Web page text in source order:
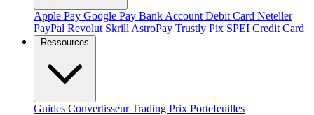
Apple Pay Google Pay Bank Account Debit Card Neteller
PayPal Revolut Skrill AstroPay Trustly Pix SPEI Credit Card
Ressources
Guides ConvertisseurTrading Prix Portefeuilles